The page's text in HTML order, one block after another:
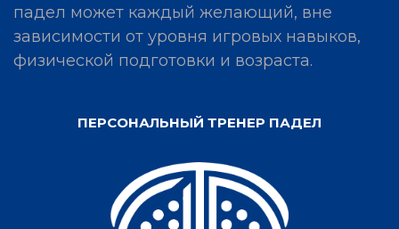
падел может каждый желающий, вне
зависимости от уровня игровых навыков,
физической подготовки и возраста.
ПЕРСОНАЛЬНЫЙ ТРЕНЕР ПАДЕЛ